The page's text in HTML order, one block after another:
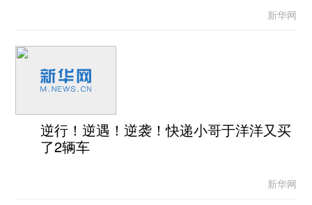
新华网
逆行！逆遇！逆袭！快递小哥于洋洋又买
了2辆车
新华网